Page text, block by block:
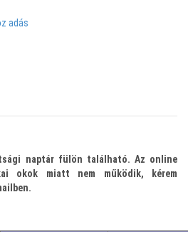
adás
naptár fülön található. Az online
okok miatt nem működik, kérem